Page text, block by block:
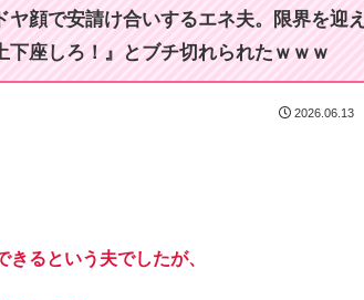
t
e
顔で安請け合いするエネ夫。限界を迎え
座しろ！』とブチ切れられたｗｗｗ
2026.06.13
るという夫でしたが、